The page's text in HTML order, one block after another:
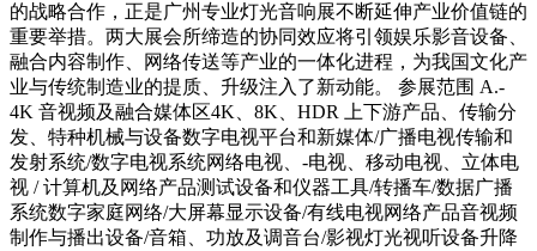
的战略合作，正是广州专业灯光音响展不断延伸产业价值链的
重要举措。两大展会所缔造的协同效应将引领娱乐影音设备、
融合内容制作、网络传送等产业的一体化进程，为我国文化产
业与传统制造业的提质、升级注入了新动能。 参展范围 A.-
4K 音视频及融合媒体区4K、8K、HDR 上下游产品、传输分
发、特种机械与设备数字电视平台和新媒体/广播电视传输和
发射系统/数字电视系统网络电视、-电视、移动电视、立体电
视 / 计算机及网络产品测试设备和仪器工具/转播车/数据广播
系统数字家庭网络/大屏幕显示设备/有线电视网络产品音视频
制作与播出设备/音箱、功放及调音台/影视灯光视听设备升降